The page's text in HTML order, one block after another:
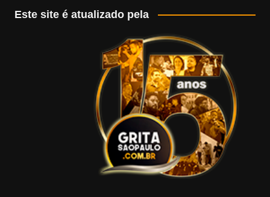
Este site é atualizado pela